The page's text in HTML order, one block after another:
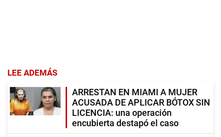
LEE ADEMÁS
ARRESTAN EN MIAMI A MUJER
ACUSADA DE APLICAR BÓTOX SIN
LICENCIA: una operación
encubierta destapó el caso